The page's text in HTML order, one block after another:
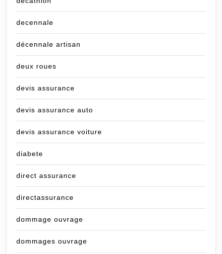
decennale
décennale artisan
deux roues
devis assurance
devis assurance auto
devis assurance voiture
diabete
direct assurance
directassurance
dommage ouvrage
dommages ouvrage